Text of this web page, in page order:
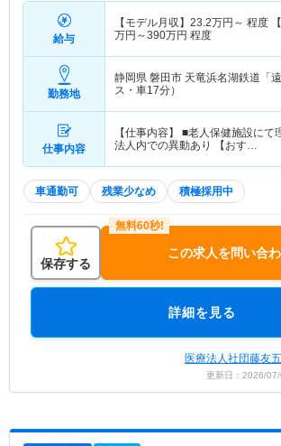
給与
【モデル月収】 23.2万円～ 程度
万円～390万円 程度
勤務地
静岡県 磐田市 天竜浜名湖鉄道「
ス・車17分）
仕事内容
【仕事内容】 ■老人保健施設に
法人内での異動あり 【おす…
車通勤可 残業少なめ 積極採用中
保存する
この求人を問い合
詳細を見る
医療法人社団藤友
更新日：2026/